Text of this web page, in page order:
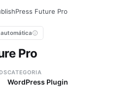
Future Pro
Pro
CATEGORIA
WordPress Plugin